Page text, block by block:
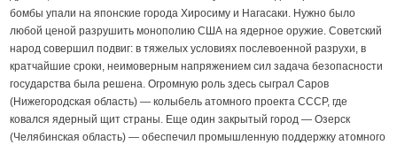
бомбы упали на японские города Хиросиму и Нагасаки. Нужно было
любой ценой разрушить монополию США на ядерное оружие. Советский
народ совершил подвиг: в тяжелых условиях послевоенной разрухи, в
кратчайшие сроки, неимоверным напряжением сил задача безопасности
государства была решена. Огромную роль здесь сыграл Саров
(Нижегородская область) — колыбель атомного проекта СССР, где
ковался ядерный щит страны. Еще один закрытый город — Озерск
(Челябинская область) — обеспечил промышленную поддержку атомного